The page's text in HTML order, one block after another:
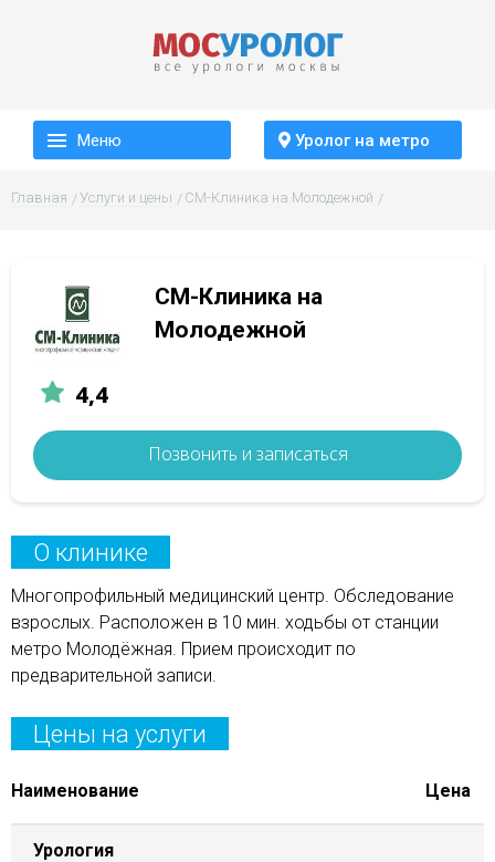
Меню Уролог на метро
Главная Услуги и цены СМ-Клиника на Молодежной
4,4
СМ-Клиника на
Молодежной
Позвонить и записаться
О клинике
Многопрофильный медицинский центр. Обследование
взрослых. Расположен в 10 мин. ходьбы от станции
метро Молодёжная. Прием происходит по
предварительной записи.
Цены на услуги
Наименование Цена
Урология